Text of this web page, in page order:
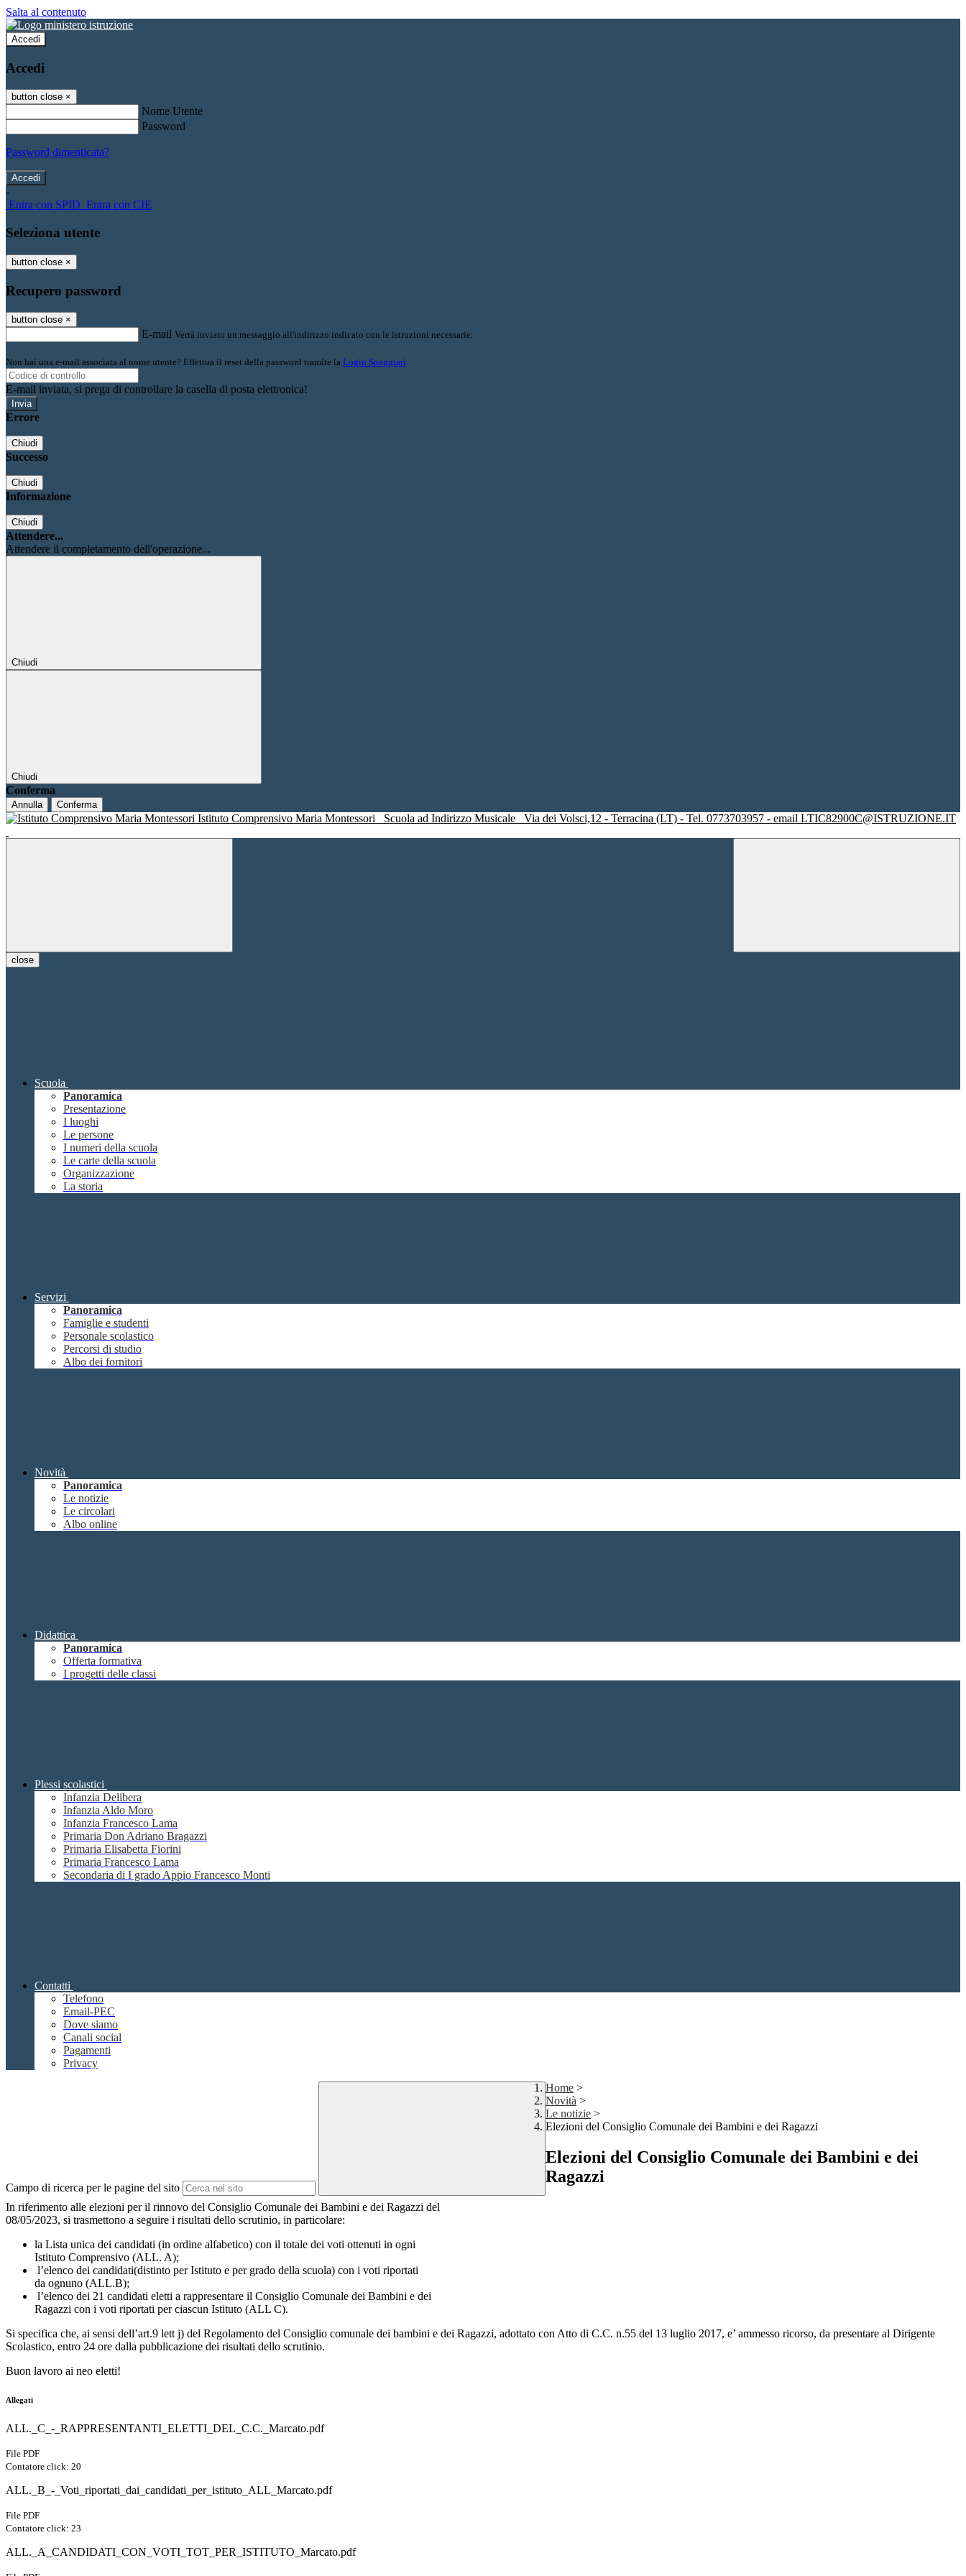
Salta al contenuto
Accedi
Accedi
button close ×
Nome Utente
Password
Password dimenticata?
-
Entra con SPID Entra con CIE
Seleziona utente
button close ×
Recupero password
button close ×
E-mail Verrà inviato un messaggio all'indirizzo indicato con le istruzioni necessarie.
Non hai una e-mail associata al nome utente? Effettua il reset della password tramite la Login Spaggiari
E-mail inviata, si prega di controllare la casella di posta elettronica!
Errore
Chiudi
Successo
Chiudi
Informazione
Chiudi
Attendere...
Attendere il completamento dell'operazione...
Chiudi
Chiudi
Conferma
Annulla Conferma
Istituto Comprensivo Maria Montessori Scuola ad Indirizzo Musicale Via dei Volsci,12 - Terracina (LT) - Tel. 0773703957 - email LTIC82900C@ISTRUZIONE.IT
close
Scuola
Panoramica
Presentazione
I luoghi
Le persone
I numeri della scuola
Le carte della scuola
Organizzazione
La storia
Servizi
Panoramica
Famiglie e studenti
Personale scolastico
Percorsi di studio
Albo dei fornitori
Novità
Panoramica
Le notizie
Le circolari
Albo online
Didattica
Panoramica
Offerta formativa
I progetti delle classi
Plessi scolastici
Infanzia Delibera
Infanzia Aldo Moro
Infanzia Francesco Lama
Primaria Don Adriano Bragazzi
Primaria Elisabetta Fiorini
Primaria Francesco Lama
Secondaria di I grado Appio Francesco Monti
Contatti
Telefono
Email-PEC
Dove siamo
Canali social
Pagamenti
Privacy
Campo di ricerca per le pagine del sito
Home >
Novità >
Le notizie >
Elezioni del Consiglio Comunale dei Bambini e dei Ragazzi
Elezioni del Consiglio Comunale dei Bambini e dei
Ragazzi
In riferimento alle elezioni per il rinnovo del Consiglio Comunale dei Bambini e dei Ragazzi del
08/05/2023, si trasmettono a seguire i risultati dello scrutinio, in particolare:
la Lista unica dei candidati (in ordine alfabetico) con il totale dei voti ottenuti in ogni
Istituto Comprensivo (ALL. A);
l’elenco dei candidati(distinto per Istituto e per grado della scuola) con i voti riportati
da ognuno (ALL.B);
l’elenco dei 21 candidati eletti a rappresentare il Consiglio Comunale dei Bambini e dei
Ragazzi con i voti riportati per ciascun Istituto (ALL C).
Si specifica che, ai sensi dell’art.9 lett j) del Regolamento del Consiglio comunale dei bambini e dei Ragazzi, adottato con Atto di C.C. n.55 del 13 luglio 2017, e’ ammesso ricorso, da presentare al Dirigente
Scolastico, entro 24 ore dalla pubblicazione dei risultati dello scrutinio.
Buon lavoro ai neo eletti!
Allegati
ALL._C_-_RAPPRESENTANTI_ELETTI_DEL_C.C._Marcato.pdf
File PDF
Contatore click: 20
ALL._B_-_Voti_riportati_dai_candidati_per_istituto_ALL_Marcato.pdf
File PDF
Contatore click: 23
ALL._A_CANDIDATI_CON_VOTI_TOT_PER_ISTITUTO_Marcato.pdf